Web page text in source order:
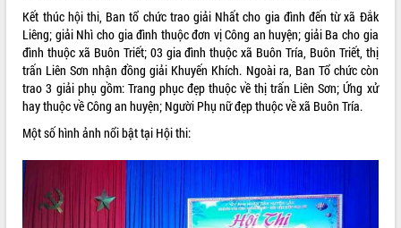
LIÊN KẾT WEB
THỐNG KÊ TRUY CẬP
Kết thúc hội thi, Ban tổ chức trao giải Nhất cho gia đình đến từ xã Đắk
Liêng; giải Nhì cho gia đình thuộc đơn vị Công an huyện; giải Ba cho gia
đình thuộc xã Buôn Triết; 03 gia đình thuộc xã Buôn Tría, Buôn Triết, thị
trấn Liên Sơn nhận đồng giải Khuyến Khích. Ngoài ra, Ban Tổ chức còn
trao 3 giải phụ gồm: Trang phục đẹp thuộc về thị trấn Liên Sơn; Ứng xử
hay thuộc về Công an huyện; Người Phụ nữ đẹp thuộc về xã Buôn Tría.
Một số hình ảnh nổi bật tại Hội thi: